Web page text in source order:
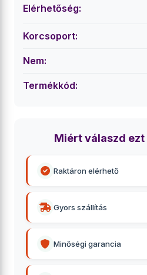
Elérhetőség:
Korcsoport:
Nem:
Termékkód:
Miért válaszd
Raktáron elérhető
Gyors szállítás
Minőségi garancia